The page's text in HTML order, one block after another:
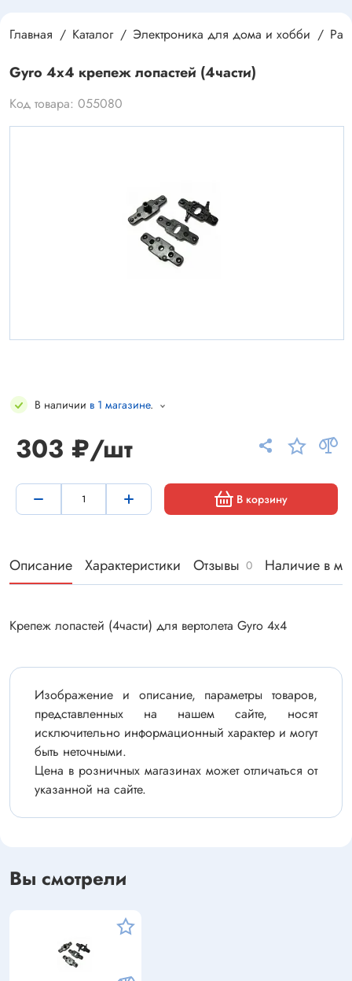
Главная Каталог Электроника для дома и хобби
Gyro 4х4 крепеж лопастей (4части)
Код товара: 055080
В наличии в 1 магазине.
303 ₽/шт
В корзину
Описание Характеристики Отзывы 0 Наличие в
Крепеж лопастей (4части) для вертолета Gyro 4х4
Изображение и описание, параметры товаров,
представленных на нашем сайте, носят
исключительно информационный характер и могут
быть неточными.
Цена в розничных магазинах может отличаться от
указанной на сайте.
Вы смотрели